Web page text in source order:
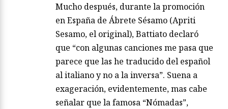
Mucho después, durante la promoción
en España de Ábrete Sésamo (Apriti
Sesamo, el original), Battiato declaró
que “con algunas canciones me pasa que
parece que las he traducido del español
al italiano y no a la inversa”. Suena a
exageración, evidentemente, mas cabe
señalar que la famosa “Nómadas”,